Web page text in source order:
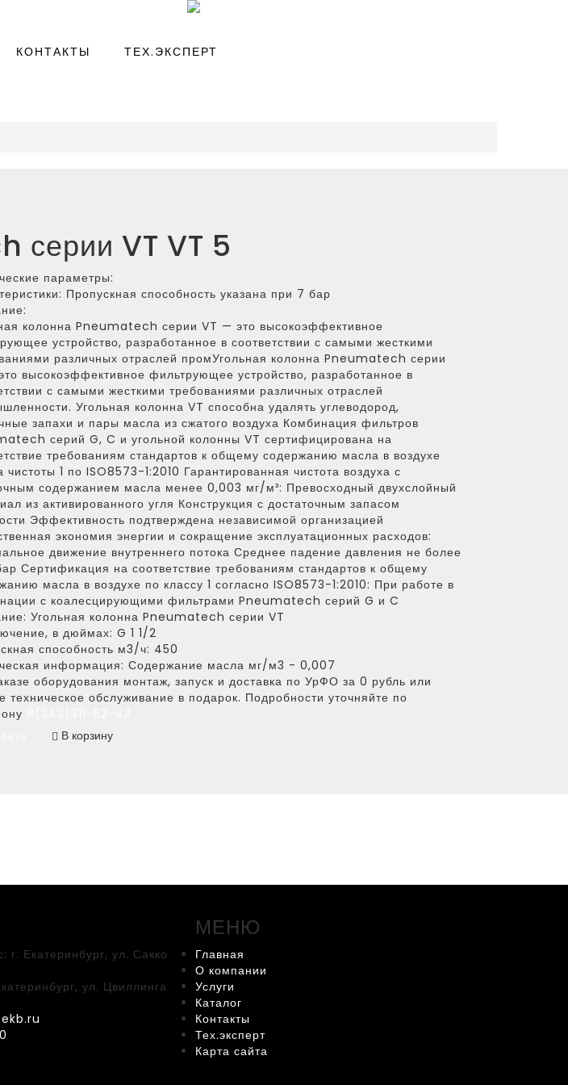
КОНТАКТЫ ТЕХ.ЭКСПЕРТ
серии VT VT 5
параметры:
Пропускная способность указана при 7 бар
колонна Pneumatech серии VT — это высокоэффективное
устройство, разработанное в соответствии с самыми жесткими
различных отраслей промУгольная колонна Pneumatech серии
высокоэффективное фильтрующее устройство, разработанное в
с самыми жесткими требованиями различных отраслей
Угольная колонна VT способна удалять углеводород,
запахи и пары масла из сжатого воздуха Комбинация фильтров
серий G, C и угольной колонны VT сертифицирована на
требованиям стандартов к общему содержанию масла в воздухе
чистоты 1 по ISO8573-1:2010 Гарантированная чистота воздуха с
содержанием масла менее 0,003 мг/м³: Превосходный двухслойный
из активированного угля Конструкция с достаточным запасом
Эффективность подтверждена независимой организацией
экономия энергии и сокращение эксплуатационных расходов:
движение внутреннего потока Среднее падение давления не более
Сертификация на соответствие требованиям стандартов к общему
масла в воздухе по классу 1 согласно ISO8573-1:2010: При работе в
с коалесцирующими фильтрами Pneumatech серий G и C
Угольная колонна Pneumatech серии VT
в дюймах: G 1 1/2
способность м3/ч: 450
информация: Содержание масла мг/м3 - 0,007
оборудования монтаж, запуск и доставка по УрФО за 0 рубль или
техническое обслуживание в подарок. Подробности уточняйте по
В корзину
г. Екатеринбург, ул. Сакко
ул. Цвиллинга
МЕНЮ
Главная
О компании
Услуги
Каталог
Контакты
Тех.эксперт
Карта сайта